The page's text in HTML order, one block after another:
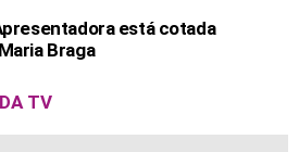
está cotada
Braga
TV